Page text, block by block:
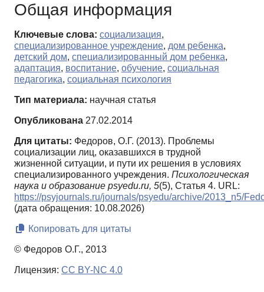
Общая информация
Ключевые слова: социализация,
специализированное учреждение, дом ребенка,
детский дом, специализированный дом ребенка,
адаптация, воспитание, обучение, социальная
педагогика, социальная психология
Тип материала: научная статья
Опубликована 27.02.2014
Для цитаты: Федоров, О.Г. (2013). Проблемы
социализации лиц, оказавшихся в трудной
жизненной ситуации, и пути их решения в условиях
специализированного учреждения. Психологическая
наука и образование psyedu.ru, 5(5), Статья 4. URL:
https://psyjournals.ru/journals/psyedu/archive/2013_n5/
(дата обращения: 10.08.2026)
Копировать для цитаты
© Федоров О.Г., 2013
Лицензия: CC BY-NC 4.0